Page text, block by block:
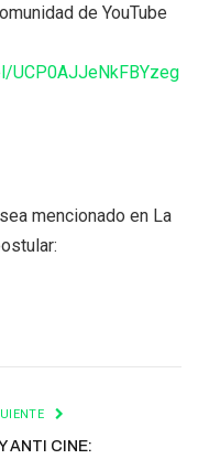
de YouTube
UCP0AJJeNkFBYzeg
mencionado en La
ANTI CINE: